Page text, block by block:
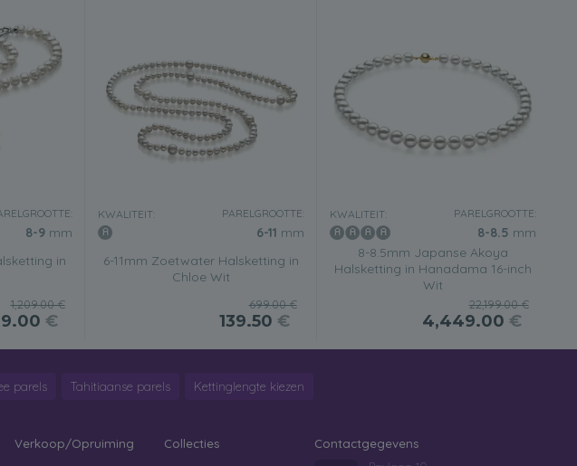
8-9mm
in
1,209.00 €
€
KWALITEIT: PARELGROOTTE:
6-11 mm
6-11mm Zoetwater Halsketting in
Chloe Wit
699.00 €
139.50 €
KWALITEIT: PARELGROOTTE:
8-8.5 mm
8-8.5mm Japanse Akoya
Halsketting in Hanadama 16-inch
Wit
22,199.00 €
4,449.00 €
parels Tahitiaanse parels Kettinglengte kiezen
Verkoop/Opruiming Collecties
Contactgegevens